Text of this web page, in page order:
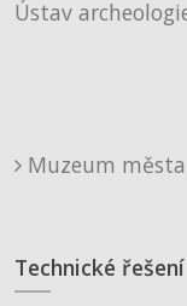
Ústav
Muzeum
Technické řešení